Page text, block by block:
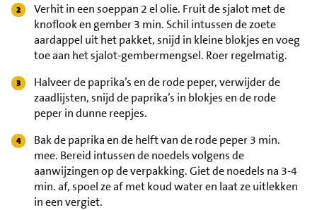
Verhit in een soeppan 2 el olie. Fruit de sjalot met de
knoflook en gember 3 min. Schil intussen de zoete
aardappel uit het pakket, snijd in kleine blokjes en voeg
toe aan het sjalot-gembermengsel. Roer regelmatig.
Halveer de paprika’s en de rode peper, verwijder de
zaadlijsten, snijd de paprika’s in blokjes en de rode
peper in dunne reepjes.
Bak de paprika en de helft van de rode peper 3 min.
mee. Bereid intussen de noedels volgens de
aanwijzingen op de verpakking. Giet de noedels na 3-4
min. af, spoel ze af met koud water en laat ze uitlekken
in een vergiet.